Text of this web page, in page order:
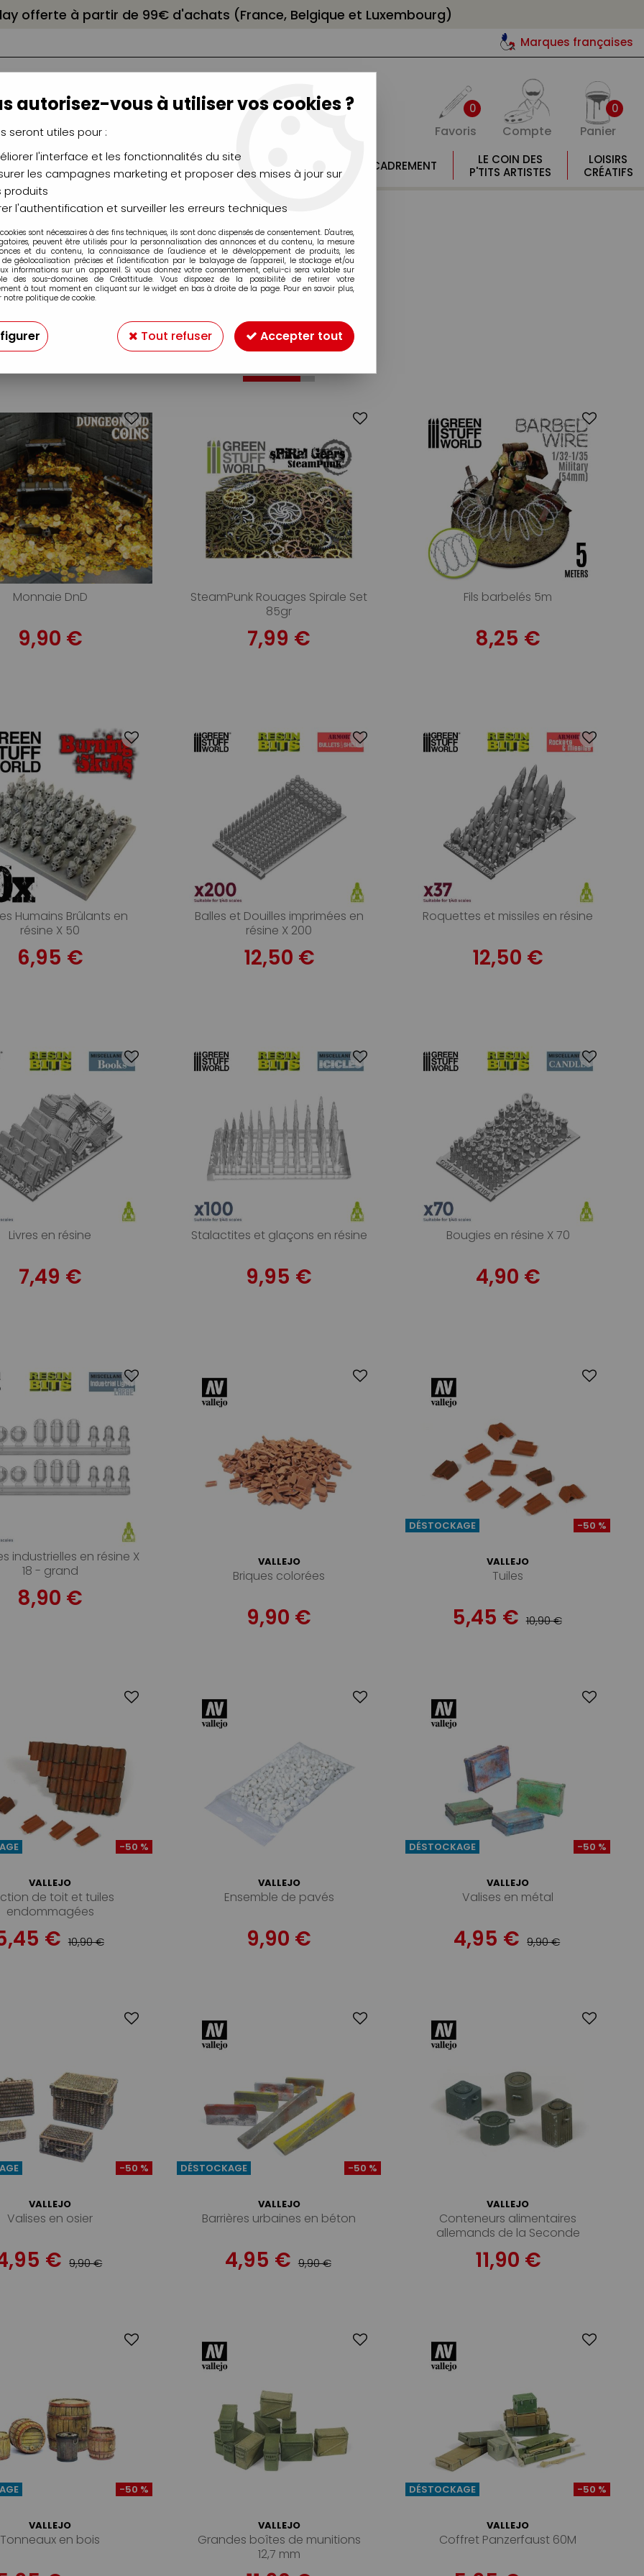
offerte à partir de 99€ d'achats (France, Belgique et Luxembourg)
Marques françaises
0
Favoris Compte
0
Panier
CHÂSSIS
CHEVALETS
AÉROGRAPHIE
MODÉLISME
MOULAGE
ENCADREMENT
LE COIN DES
P'TITS ARTISTES
LOISIRS
CRÉATIFS
Diorama Accessoires
Monnaie DnD
9,90 €
SteamPunk Rouages Spirale Set
85gr
7,99 €
Fils barbelés 5m
8,25 €
Humains Brûlants en
résine X 50
6,95 €
Balles et Douilles imprimées en
résine X 200
12,50 €
Roquettes et missiles en résine
12,50 €
Livres en résine
7,49 €
Stalactites et glaçons en résine
9,95 €
Bougies en résine X 70
4,90 €
industrielles en résine X
18 - grand
8,90 €
VALLEJO
Briques colorées
9,90 €
DÉSTOCKAGE -50 %
VALLEJO
Tuiles
5,45 € 10,90 €
-50 %
VALLEJO
de toit et tuiles
endommagées
€ 10,90 €
VALLEJO
Ensemble de pavés
9,90 €
DÉSTOCKAGE -50 %
VALLEJO
Valises en métal
4,95 € 9,90 €
-50 %
VALLEJO
Valises en osier
€ 9,90 €
DÉSTOCKAGE -50 %
VALLEJO
Barrières urbaines en béton
4,95 € 9,90 €
VALLEJO
Conteneurs alimentaires
allemands de la Seconde
Guerre mondiale
11,90 €
-50 %
VALLEJO
Tonneaux en bois
VALLEJO
Grandes boîtes de munitions
12,7 mm
DÉSTOCKAGE -50 %
VALLEJO
Coffret Panzerfaust 60M
autorisez-vous à utiliser vos cookies ?
seront utiles pour :
l'interface et les fonctionnalités du site
les campagnes marketing et proposer des mises à jour sur
produits
l'authentification et surveiller les erreurs techniques
sont nécessaires à des fins techniques, ils sont donc dispensés de consentement. D'autres,
peuvent être utilisés pour la personnalisation des annonces et du contenu, la mesure
et du contenu, la connaissance de l'audience et le développement de produits, les
de géolocalisation précises et l'identification par le balayage de l'appareil, le stockage et/ou
informations sur un appareil. Si vous donnez votre consentement, celui-ci sera valable sur
des sous-domaines de Créattitude. Vous disposez de la possibilité de retirer votre
à tout moment en cliquant sur le widget en bas à droite de la page. Pour en savoir plus,
notre politique de cookie.
Tout refuser Accepter tout